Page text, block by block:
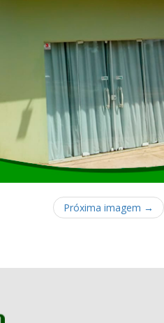
Próxima imagem →